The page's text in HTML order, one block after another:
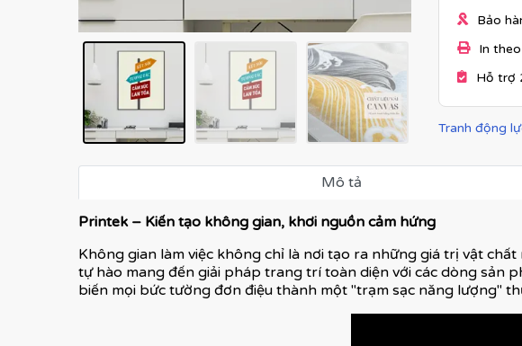
Bảo
In
Hỗ trợ
Tranh động
Mô tả
Printek – Kiến tạo không gian, khơi nguồn cảm hứng
Không gian làm việc không chỉ là nơi tạo ra những giá trị vật
tự hào mang đến giải pháp trang trí toàn diện với các dòng sản
biến mọi bức tường đơn điệu thành một "trạm sạc năng lượng"